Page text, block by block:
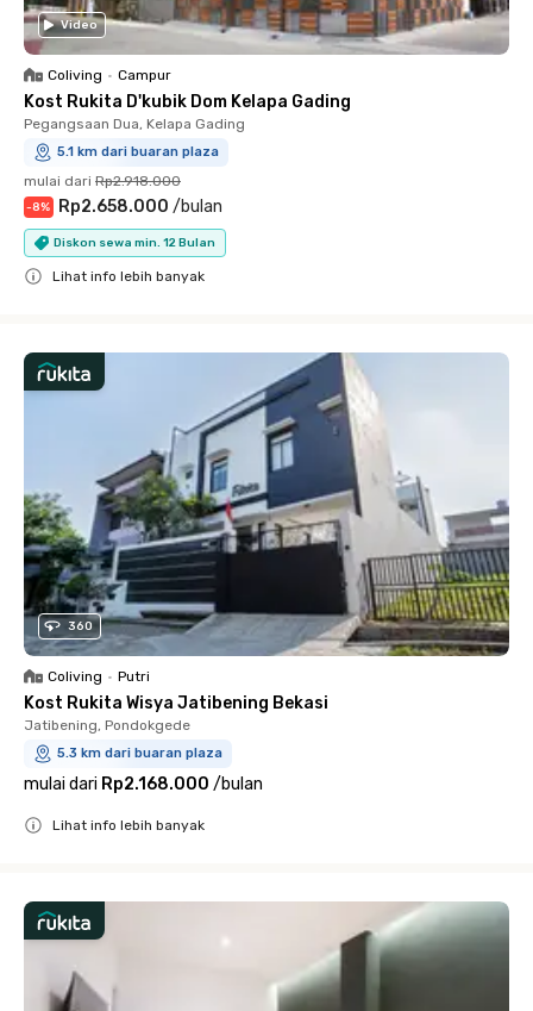
Video
Coliving • Campur
Kost Rukita D'kubik Dom Kelapa Gading
Pegangsaan Dua, Kelapa Gading
5.1 km dari buaran plaza
mulai dari Rp2.918.000
-8% Rp2.658.000 /bulan
Diskon sewa min. 12 Bulan
Lihat info lebih banyak
360
Coliving • Putri
Kost Rukita Wisya Jatibening Bekasi
Jatibening, Pondokgede
5.3 km dari buaran plaza
mulai dari Rp2.168.000 /bulan
Lihat info lebih banyak